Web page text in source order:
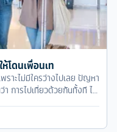
โดนเพื่อนเท
าะไม่มีใครว่างไปเลย ปัญหา
การไปเที่ยวด้วยกันทั้งที ไม่
ยังไงให้ไม่ล่มกันดีกว่า ว่ามี